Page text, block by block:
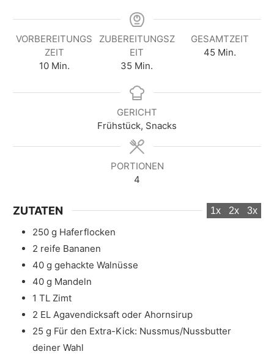
VORBEREITUNGS
ZEIT
10M
n
n
Min.
ZUBEREITUNGSZ
EIT
35 M
n
t
e
n
Min.
GESAMTZEIT
45M
u
Min.
GERICHT
Frühstück, Snacks
PORTIONEN
4
ZUTATEN 1x 2x 3x
250 g Haferflocken
2 reife Bananen
40 g gehackte Walnüsse
40 g Mandeln
1 TL Zimt
2 EL Agavendicksaft oder Ahornsirup
25 g Für den Extra-Kick: Nussmus/Nussbutter
deiner Wahl